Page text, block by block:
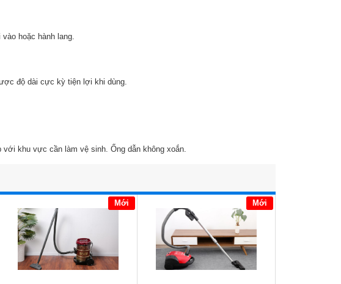
hoặc hành lang.
độ dài cực kỳ tiện lợi khi dùng.
khu vực cần làm vệ sinh. Ống dẫn không xoắn.
Mới Mới